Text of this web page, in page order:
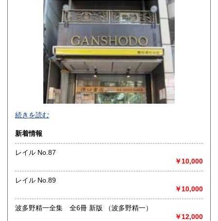
600円 長崎県
600円 大分県
600円 鹿児島県
600円
最寄駅：神保町駅
営業時間：11:00〜18:00
定休日：年中無休 ※年末年始(12/31～1/2)は除く
書籍の買取について
まずは、フリーダイヤル 0120-68-2332 までご連絡下さ
い。
続きを読む
新着情報
レイル No.87
￥10,000
レイル No.89
￥10,000
波多野精一全集 全6冊 新版 （波多野精一）
￥12,000